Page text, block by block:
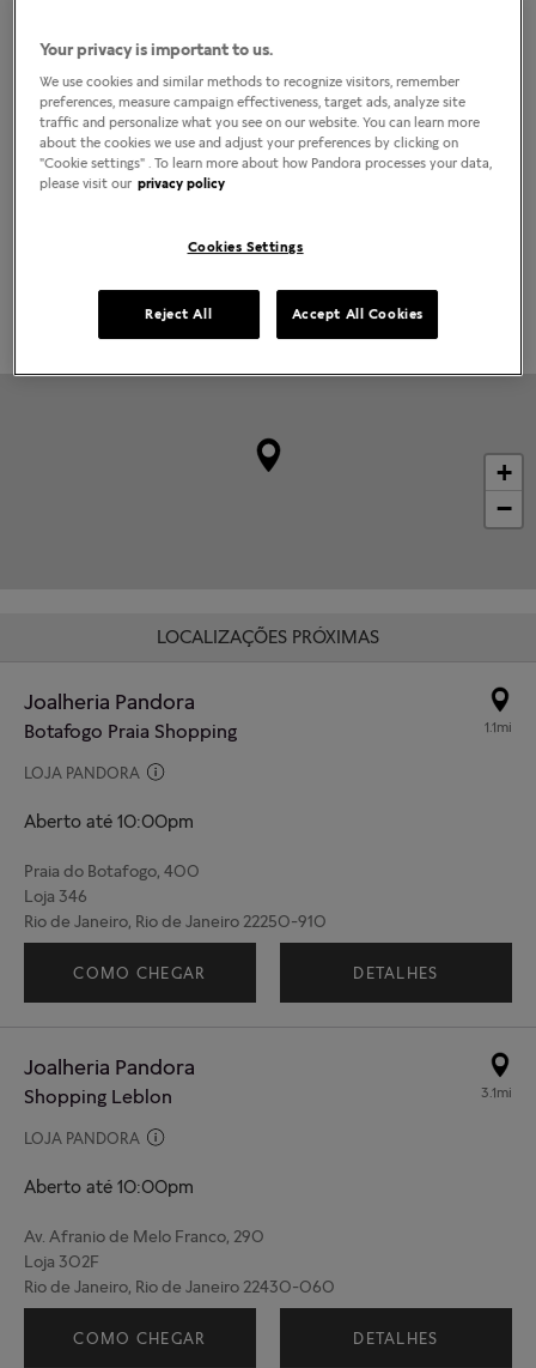
Horário da loja
Segunda-Feira
10:00am-10:00pm
Terça-Feira
10:00am-10:00pm
2:00pm-8:00pm
+
−
LOCALIZAÇÕES PRÓXIMAS
Joalheria Pandora
Botafogo Praia Shopping
LOJA PANDORA
Aberto até 10:00pm
1.1mi
Praia do Botafogo, 400
Loja 346
Rio de Janeiro, Rio de Janeiro 22250-910
(21) 99245-4162
COMO CHEGAR DETALHES
Joalheria Pandora
Shopping Leblon
LOJA PANDORA
Aberto até 10:00pm
3.1mi
Av. Afranio de Melo Franco, 290
Loja 302F
Rio de Janeiro, Rio de Janeiro 22430-060
(21) 97306-2546
COMO CHEGAR DETALHES
Your privacy is important to us.
We use cookies and similar methods to recognize visitors, remember
preferences, measure campaign effectiveness, target ads, analyze site
traffic and personalize what you see on our website. You can learn more
about the cookies we use and adjust your preferences by clicking on
"Cookie settings" . To learn more about how Pandora processes your data,
please visit our privacy policy
Cookies Settings
Reject All Accept All Cookies